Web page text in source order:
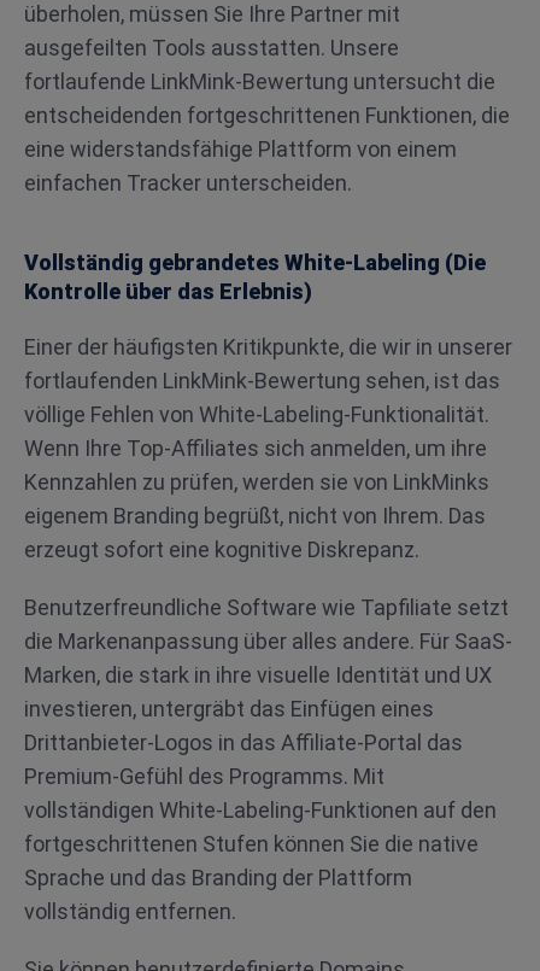
überholen, müssen Sie Ihre Partner mit
ausgefeilten Tools ausstatten. Unsere
fortlaufende LinkMink-Bewertung untersucht die
entscheidenden fortgeschrittenen Funktionen, die
eine widerstandsfähige Plattform von einem
einfachen Tracker unterscheiden.
Vollständig gebrandetes White-Labeling (Die
Kontrolle über das Erlebnis)
Einer der häufigsten Kritikpunkte, die wir in unserer
fortlaufenden LinkMink-Bewertung sehen, ist das
völlige Fehlen von White-Labeling-Funktionalität.
Wenn Ihre Top-Affiliates sich anmelden, um ihre
Kennzahlen zu prüfen, werden sie von LinkMinks
eigenem Branding begrüßt, nicht von Ihrem. Das
erzeugt sofort eine kognitive Diskrepanz.
Benutzerfreundliche Software wie Tapfiliate setzt
die Markenanpassung über alles andere. Für SaaS-
Marken, die stark in ihre visuelle Identität und UX
investieren, untergräbt das Einfügen eines
Drittanbieter-Logos in das Affiliate-Portal das
Premium-Gefühl des Programms. Mit
vollständigen White-Labeling-Funktionen auf den
fortgeschrittenen Stufen können Sie die native
Sprache und das Branding der Plattform
vollständig entfernen.